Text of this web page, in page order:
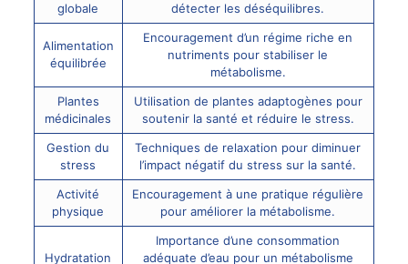
globale
détecter les déséquilibres.
Alimentation
équilibrée
Encouragement d’un régime riche en
nutriments pour stabiliser le
métabolisme.
Plantes
médicinales
Utilisation de plantes adaptogènes pour
soutenir la santé et réduire le stress.
Gestion du
stress
Techniques de relaxation pour diminuer
l’impact négatif du stress sur la santé.
Activité
physique
Encouragement à une pratique régulière
pour améliorer la métabolisme.
Hydratation
Importance d’une consommation
adéquate d’eau pour un métabolisme